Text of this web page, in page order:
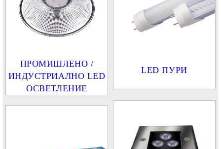
ПРОМИШЛЕНО /
ИНДУСТРИАЛНО LED
ОСВЕТЛЕНИЕ
LED ПУРИ